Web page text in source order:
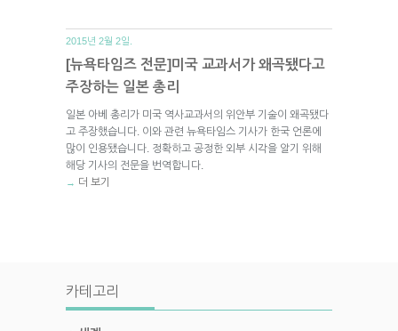
2015년 2월 2일.
[뉴욕타임즈 전문]미국 교과서가 왜곡됐다고
주장하는 일본 총리
일본 아베 총리가 미국 역사교과서의 위안부 기술이 왜곡됐다
고 주장했습니다. 이와 관련 뉴욕타임스 기사가 한국 언론에
많이 인용됐습니다. 정확하고 공정한 외부 시각을 알기 위해
해당 기사의 전문을 번역합니다.
→ 더 보기
카테고리